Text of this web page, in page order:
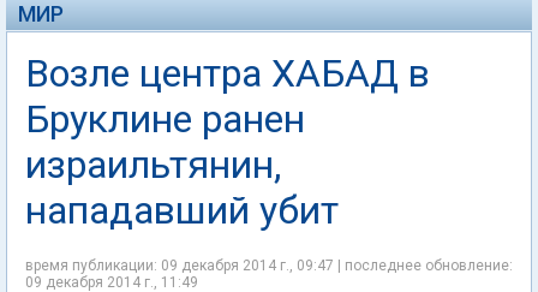
МИР
Возле центра ХАБАД в
Бруклине ранен
израильтянин,
нападавший убит
время публикации: 09 декабря 2014 г., 09:47 | последнее обновление:
09 декабря 2014 г., 11:49